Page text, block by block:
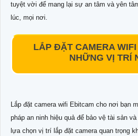
tuyệt vời để mang lại sự an tâm và yên
lúc, mọi nơi.
LẮP ĐẶT CAMERA
NHỮNG VỊ TRÍ
Lắp đặt camera wifi Ebitcam cho nơi bạn
pháp an ninh hiệu quả để bảo vệ tài sản
lựa chọn vị trí lắp đặt camera quan trọng